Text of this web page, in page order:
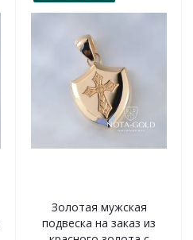
Золотая мужская
подвеска на заказ из